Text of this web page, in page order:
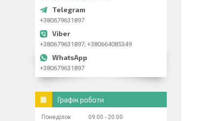
+380679631897
+380679631897; +380664085349
+380679631897
Графік роботи
Понеділок 09:00
20:00